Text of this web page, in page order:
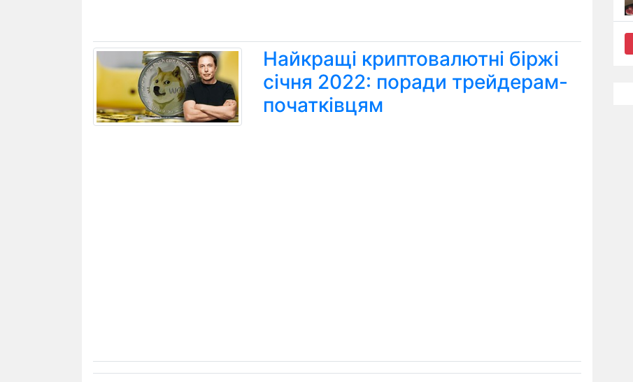
Найкращі криптовалютні біржі
січня 2022: поради трейдерам-
початківцям